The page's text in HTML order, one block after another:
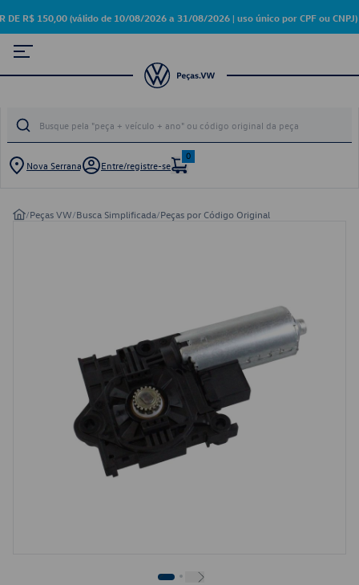
DE R$ 150,00 (válido de 10/08/2026 a 31/08/2026 | uso único por CPF ou CNPJ)
Nova Serrana Entre/registre-se
0
/Peças VW/Busca Simplificada/Peças por Código Original